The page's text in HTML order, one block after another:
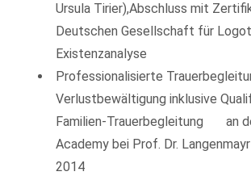
Ursula Tirier),Abschluss mit
Deutschen Gesellschaft für
Existenzanalyse
Professionalisierte
Verlustbewältigung inklusive
Familien-Trauerbegleitung an
Academy bei Prof. Dr.
2014